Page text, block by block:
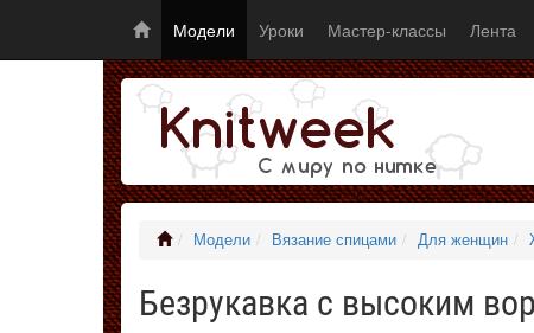
Модели Уроки Мастер-классы Лента
Модели Вязание спицами Для женщин
Безрукавка с высоким